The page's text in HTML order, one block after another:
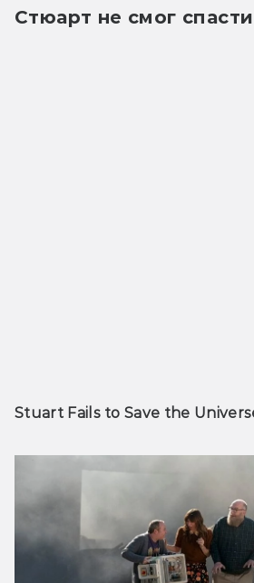
Стюарт не смог
Stuart Fails to Save the